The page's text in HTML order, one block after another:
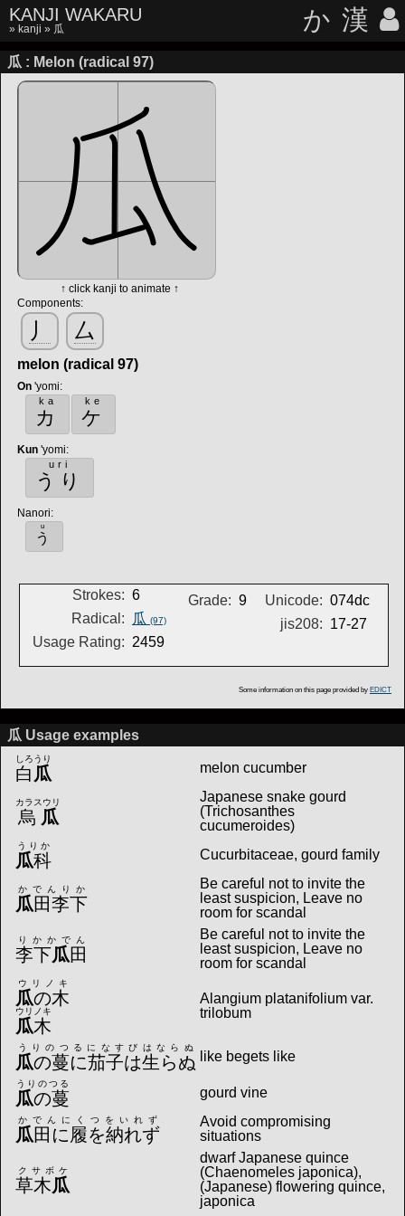
KANJI WAKARU
» kanji » 瓜 か 漢
瓜 : Melon (radical 97)
↑ click kanji to animate ↑
Components:
丿 厶
melon (radical 97)
On 'yomi:
カ
ka
ケ
ke
Kun 'yomi:
うり
uri
Nanori:
う
u
Strokes: 6
Radical:
瓜 (97)
Usage Rating: 2459
Grade: 9 Unicode: 074dc
jis208: 17-27
Some information on this page provided by EDICT
瓜 Usage examples
白 瓜
しろうり
melon cucumber
烏 瓜
カラスウリ
Japanese snake gourd
(Trichosanthes
cucumeroides)
瓜科
うりか
Cucurbitaceae, gourd family
瓜田李下
かでんりか
Be careful not to invite the
least suspicion, Leave no
room for scandal
李下瓜田
りかかでん
Be careful not to invite the
least suspicion, Leave no
room for scandal
瓜の木
ウリノキ
瓜木
ウリノキ
Alangium platanifolium var.
trilobum
瓜の蔓に茄子は生らぬ
うりのつるになすびはならぬ
like begets like
瓜の蔓
うりのつる
gourd vine
瓜田に履を納れず
かでんにくつをいれず
Avoid compromising
situations
草木瓜
クサボケ
dwarf Japanese quince
(Chaenomeles japonica),
(Japanese) flowering quince,
japonica